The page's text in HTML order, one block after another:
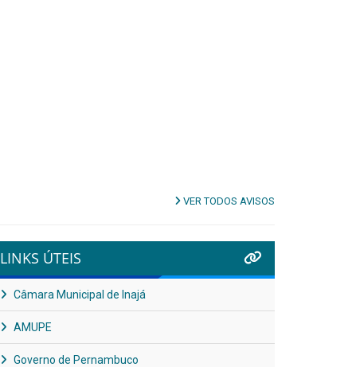
VER TODOS AVISOS
LINKS ÚTEIS
Câmara Municipal de Inajá
AMUPE
Governo de Pernambuco